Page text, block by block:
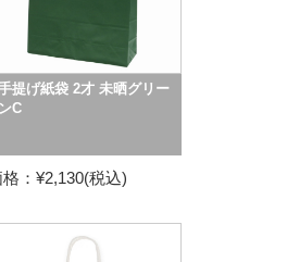
提げ紙袋 2才 未晒グリー
ンC
：¥2,130(税込)